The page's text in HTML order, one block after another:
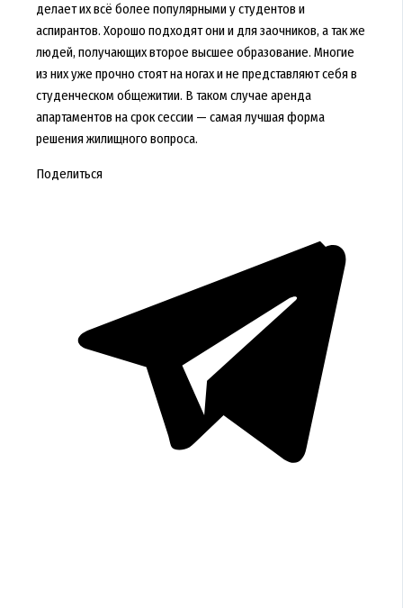
делает их всё более популярными у студентов и
аспирантов. Хорошо подходят они и для заочников, а так же
людей, получающих второе высшее образование. Многие
из них уже прочно стоят на ногах и не представляют себя в
студенческом общежитии. В таком случае аренда
апартаментов на срок сессии — самая лучшая форма
решения жилищного вопроса.
Поделиться